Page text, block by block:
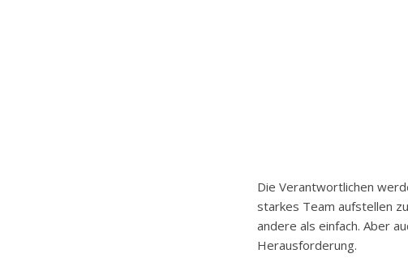
Die Verantwortlichen
starkes Team aufstellen
andere als einfach. Aber
Herausforderung.